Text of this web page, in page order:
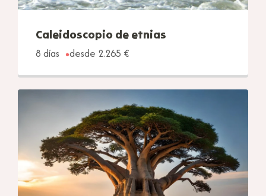
Caleidoscopio de etnias
8 días
desde 2.265 €